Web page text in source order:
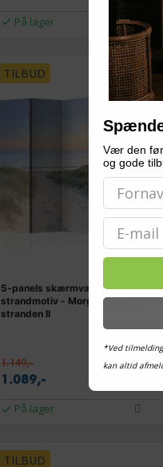
På lager
TILBUD
5-panels skærmvæg med
strandmotiv - Morgengåtur på
stranden II
1.149,-
1.089,- Vis
På lager
TILBUD
Vær den
og gode
Email
*Ved
kan altid